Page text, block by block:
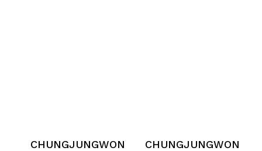
CHUNGJUNGWON
CHUNGJUNGWON